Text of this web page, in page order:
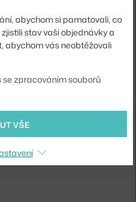
A665-AG25
140x200 cm, medium grey
Rug 140x200, medium grey
abychom si pamatovali, co
stav vaší objednávky a
abychom vás neobtěžovali
zpracováním souborů
VŠE